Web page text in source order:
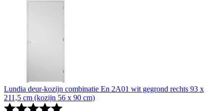
Lundia deur-kozijn combinatie En 2A01 wit gegrond rechts 93 x
211,5 cm (kozijn 56 x 90 cm)